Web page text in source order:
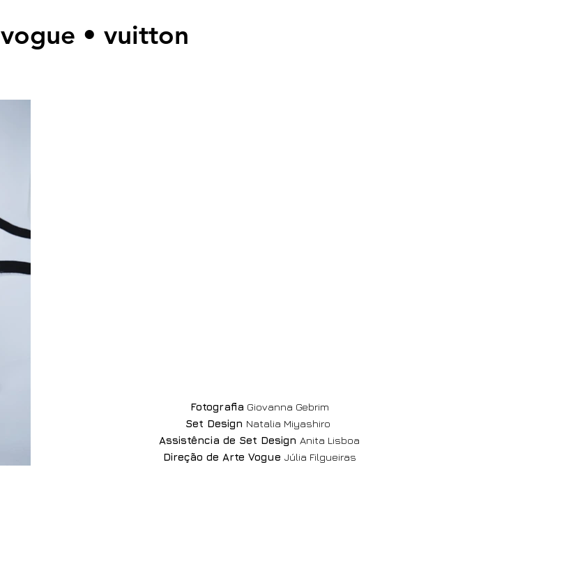
vogue • vuitton
Fotografia Giovanna Gebrim
Set Design Natalia Miyashiro
Assistência de Set Design Anita Lisboa
Direção de Arte Vogue Júlia Filgueiras